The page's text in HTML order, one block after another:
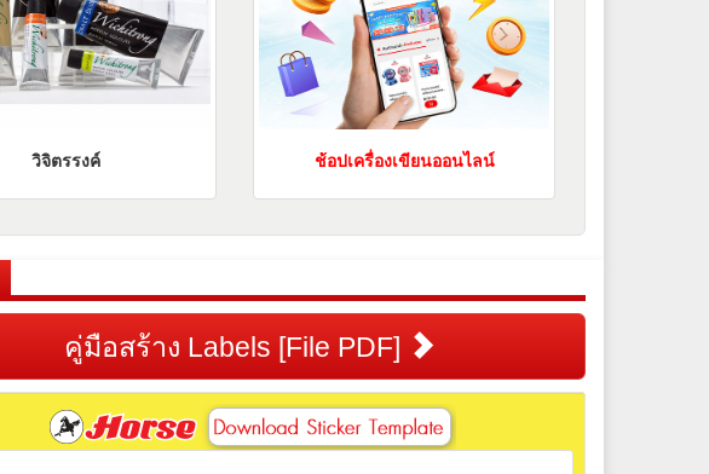
วิจิตรรงค์ ช้อปเครื่องเขียนออนไลน์
คู่มือสร้าง Labels [File PDF]